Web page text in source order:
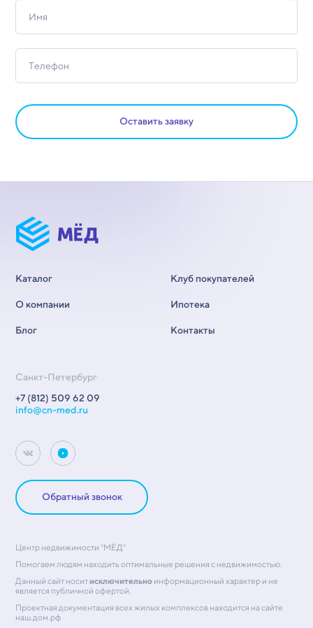
Оставить заявку
Каталог
О компании
Блог
Клуб покупателей
Ипотека
Контакты
Санкт-Петербург
+7 (812) 509 62 09
info@cn-med.ru
Обратный звонок
Центр недвижимости "МЁД"
Помогаем людям находить оптимальные решения с недвижимостью.
Данный сайт носитисключительно информационный характер и не
является публичной офертой.
Проектная документация всех жилых комплексов находится на сайте
наш.дом.рф